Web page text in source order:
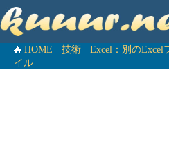
HOME 技術
Excel：別のExcel
イル